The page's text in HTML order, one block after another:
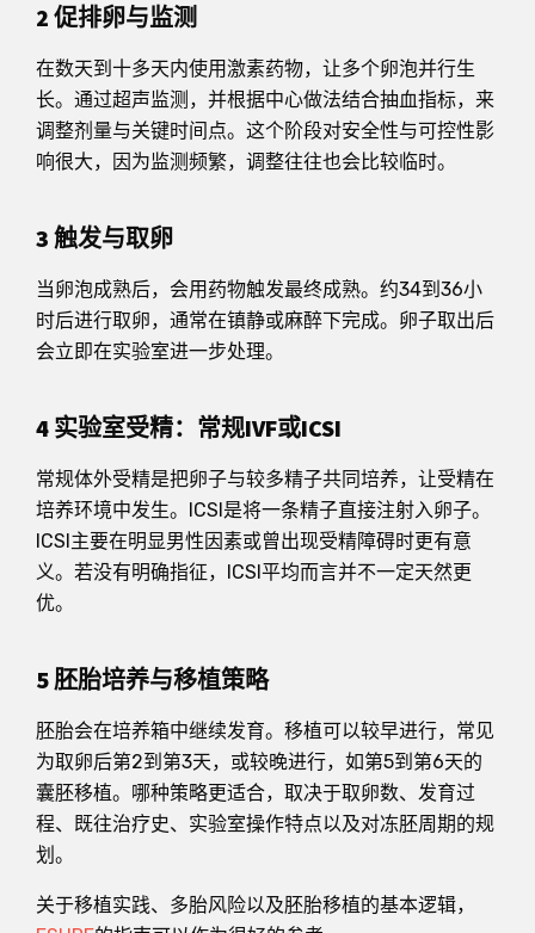
2 促排卵与监测
在数天到十多天内使用激素药物，让多个卵泡并行生
长。通过超声监测，并根据中心做法结合抽血指标，来
调整剂量与关键时间点。这个阶段对安全性与可控性影
响很大，因为监测频繁，调整往往也会比较临时。
3 触发与取卵
当卵泡成熟后，会用药物触发最终成熟。约34到36小
时后进行取卵，通常在镇静或麻醉下完成。卵子取出后
会立即在实验室进一步处理。
4 实验室受精：常规IVF或ICSI
常规体外受精是把卵子与较多精子共同培养，让受精在
培养环境中发生。ICSI是将一条精子直接注射入卵子。
ICSI主要在明显男性因素或曾出现受精障碍时更有意
义。若没有明确指征，ICSI平均而言并不一定天然更
优。
5 胚胎培养与移植策略
胚胎会在培养箱中继续发育。移植可以较早进行，常见
为取卵后第2到第3天，或较晚进行，如第5到第6天的
囊胚移植。哪种策略更适合，取决于取卵数、发育过
程、既往治疗史、实验室操作特点以及对冻胚周期的规
划。
关于移植实践、多胎风险以及胚胎移植的基本逻辑，